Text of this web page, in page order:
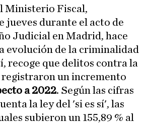
Ministerio Fiscal,
jueves durante el acto de
Judicial en Madrid, hace
evolución de la criminalidad
recoge que delitos contra la
un incremento
a 2022. Según las cifras
la ley del 'si es sí', las
subieron un 155,89 % al